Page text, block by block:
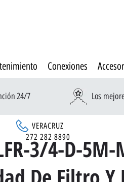
Conexiones
24/7 Los
VERACRUZ
272 282 8890
3/4-D-